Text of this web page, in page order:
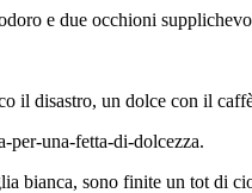
e due occhioni
il disastro, un dolce con il
per-una-fetta-di-dolcezza.
bianca, sono finite un tot di